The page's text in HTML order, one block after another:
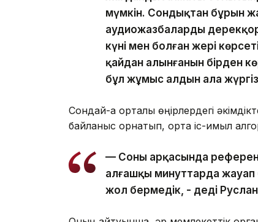
мүмкін. Сондықтан бұрын
аудиожазбалардың
күні мен болған жері
қайдан алынғанын бірден
бұл жұмыс алдын ала
Сондай-ақ орталық өңірлердегі
байланыс орнатып, ортақ іс-қимыл
— Соның арқасында
алғашқы минуттарда жауап
жол бермедік, - деді